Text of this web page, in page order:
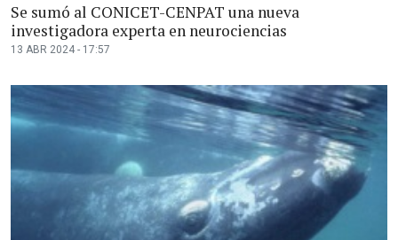
Se sumó al CONICET-CENPAT una nueva
investigadora experta en neurociencias
13 ABR 2024 - 17:57